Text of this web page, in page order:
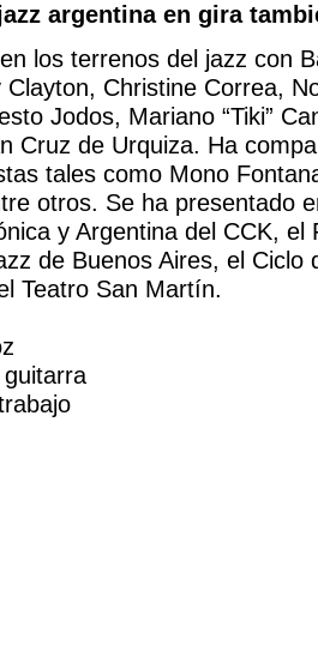
argentina en gira
los terrenos del jazz con
Clayton, Christine Correa,
Jodos, Mariano “Tiki”
Cruz de Urquiza. Ha
tales como Mono
otros. Se ha presentado
y Argentina del CCK, el
de Buenos Aires, el Ciclo
Teatro San Martín.
guitarra